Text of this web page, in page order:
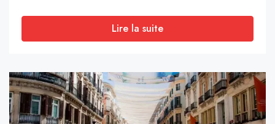
Lire la suite